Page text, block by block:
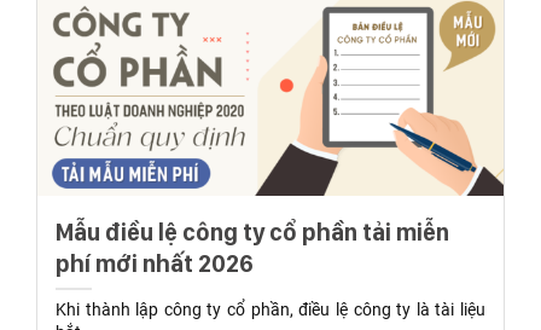
Mẫu điều lệ công ty cổ phần tải miễn
phí mới nhất 2026
Khi thành lập công ty cổ phần, điều lệ công ty là tài liệu